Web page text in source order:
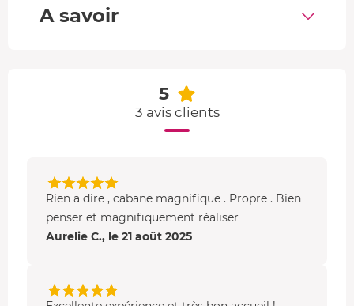
bois est aussi présent pour les nuits fraîches.
Vos équipements détente
Détendez-vous dans votre baignoire balnéo dotée de
qui caressent votre peau et soulagent
la nature qui vous entoure !
A savoir
5
3 avis clients
Rien a dire , cabane magnifique . Propre . Bien
penser et magnifiquement réaliser
Aurelie C., le 21 août 2025